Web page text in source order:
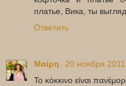
платье, Вика, ты
Ответить
Μαiρη
20 ноября 2011
Το κόκκινο είναι